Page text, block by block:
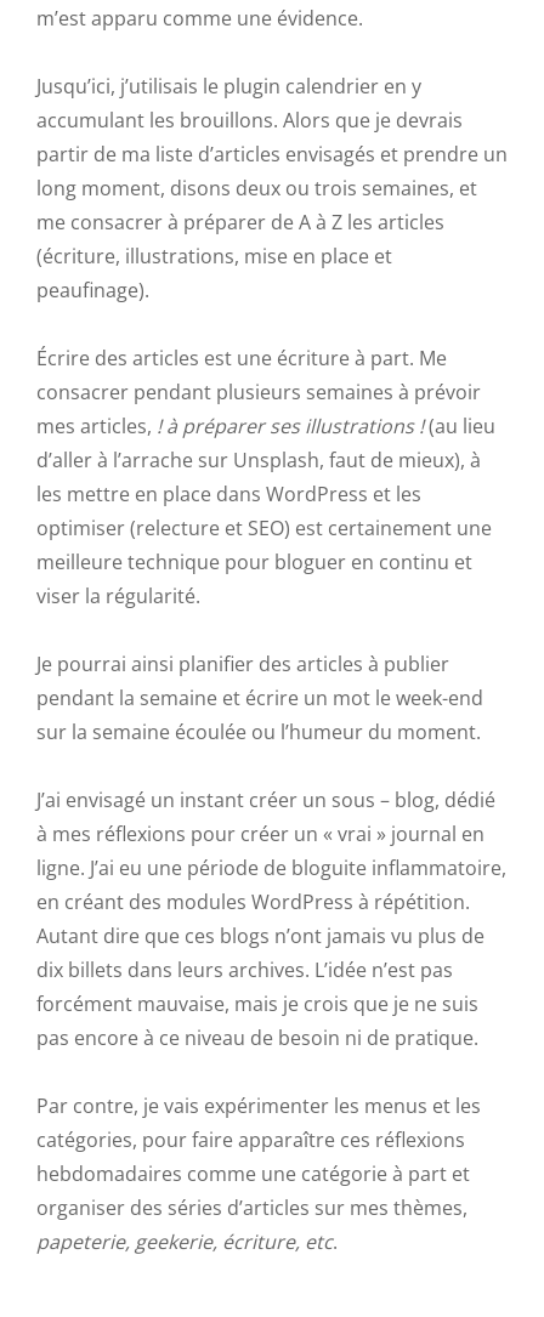
m’est apparu comme une évidence.
Jusqu’ici, j’utilisais le plugin calendrier en y
accumulant les brouillons. Alors que je devrais
partir de ma liste d’articles envisagés et prendre un
long moment, disons deux ou trois semaines, et
me consacrer à préparer de A à Z les articles
(écriture, illustrations, mise en place et
peaufinage).
Écrire des articles est une écriture à part. Me
consacrer pendant plusieurs semaines à prévoir
mes articles, ! à préparer ses illustrations !(au lieu
d’aller à l’arrache sur Unsplash, faut de mieux), à
les mettre en place dans WordPress et les
optimiser (relecture et SEO) est certainement une
meilleure technique pour bloguer en continu et
viser la régularité.
Je pourrai ainsi planifier des articles à publier
pendant la semaine et écrire un mot le week-end
sur la semaine écoulée ou l’humeur du moment.
J’ai envisagé un instant créer un sous – blog, dédié
à mes réflexions pour créer un « vrai » journal en
ligne. J’ai eu une période de bloguite inflammatoire,
en créant des modules WordPress à répétition.
Autant dire que ces blogs n’ont jamais vu plus de
dix billets dans leurs archives. L’idée n’est pas
forcément mauvaise, mais je crois que je ne suis
pas encore à ce niveau de besoin ni de pratique.
Par contre, je vais expérimenter les menus et les
catégories, pour faire apparaître ces réflexions
hebdomadaires comme une catégorie à part et
organiser des séries d’articles sur mes thèmes,
papeterie, geekerie, écriture, etc.